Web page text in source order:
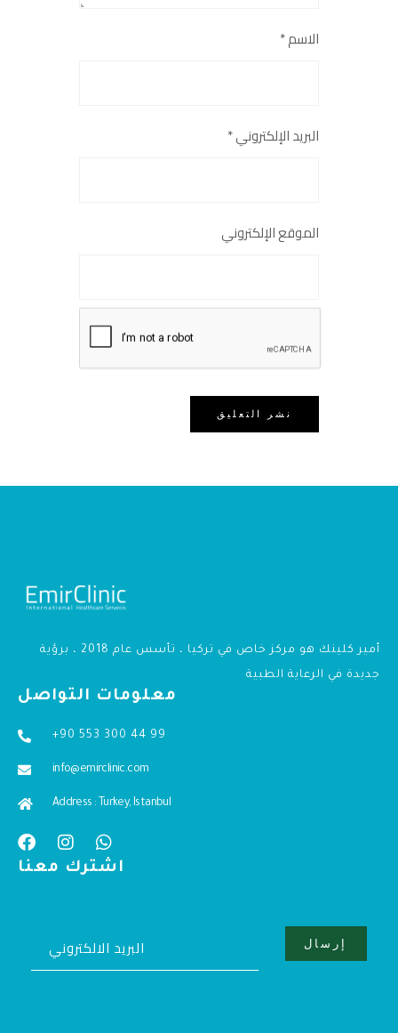
الاسم*
البريد الإلكتروني*
الموقع الإلكتروني
احفظ اسمي وبريدي وموقعي في هذا
المتصفح للمرة القادمة التي أعلّق فيها.
أمير كلينك هو مركز خاص في تركيا ، تأسس عام 2018 ، برؤية
جديدة في الرعاية الطبية
معلومات التواصل
+90 553 300 44 99
info@emirclinic.com
Address : Turkey, Istanbul
اشترك معنا